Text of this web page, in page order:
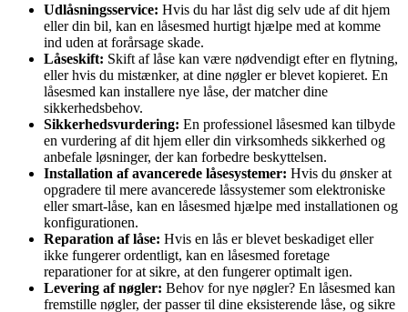
Udlåsningsservice: Hvis du har låst dig selv ude af dit hjem
eller din bil, kan en låsesmed hurtigt hjælpe med at komme
ind uden at forårsage skade.
Låseskift: Skift af låse kan være nødvendigt efter en flytning,
eller hvis du mistænker, at dine nøgler er blevet kopieret. En
låsesmed kan installere nye låse, der matcher dine
sikkerhedsbehov.
Sikkerhedsvurdering: En professionel låsesmed kan tilbyde
en vurdering af dit hjem eller din virksomheds sikkerhed og
anbefale løsninger, der kan forbedre beskyttelsen.
Installation af avancerede låsesystemer: Hvis du ønsker at
opgradere til mere avancerede låssystemer som elektroniske
eller smart-låse, kan en låsesmed hjælpe med installationen og
konfigurationen.
Reparation af låse: Hvis en lås er blevet beskadiget eller
ikke fungerer ordentligt, kan en låsesmed foretage
reparationer for at sikre, at den fungerer optimalt igen.
Levering af nøgler: Behov for nye nøgler? En låsesmed kan
fremstille nøgler, der passer til dine eksisterende låse, og sikre